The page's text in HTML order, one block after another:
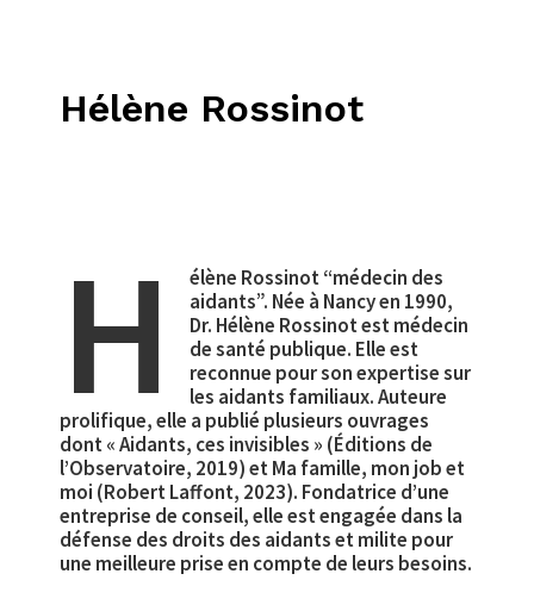
Hélène Rossinot
H
élène Rossinot “médecin des
aidants”. Née à Nancy en 1990,
Dr. Hélène Rossinot est médecin
de santé publique. Elle est
reconnue pour son expertise sur
les aidants familiaux. Auteure
prolifique, elle a publié plusieurs ouvrages
dont « Aidants, ces invisibles » (Éditions de
l’Observatoire, 2019) et Ma famille, mon job et
moi (Robert Laffont, 2023). Fondatrice d’une
entreprise de conseil, elle est engagée dans la
défense des droits des aidants et milite pour
une meilleure prise en compte de leurs besoins.